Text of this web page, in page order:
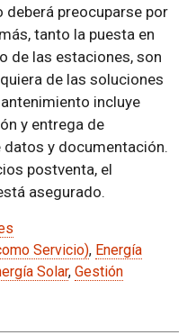
deberá preocuparse por
tanto la puesta en
de las estaciones, son
de las soluciones
incluye
y entrega de
datos y documentación.
postventa, el
asegurado.
Servicio), Energía
Solar, Gestión